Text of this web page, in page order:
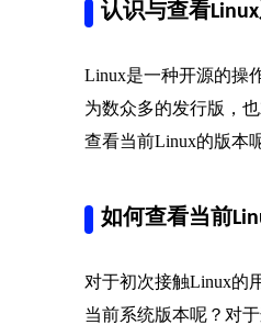
认识与查看
Linux是一种开源的操
为数众多的发行版，
查看当前Linux的版本
如何查看当前
对于初次接触Linux的
当前系统版本呢？对